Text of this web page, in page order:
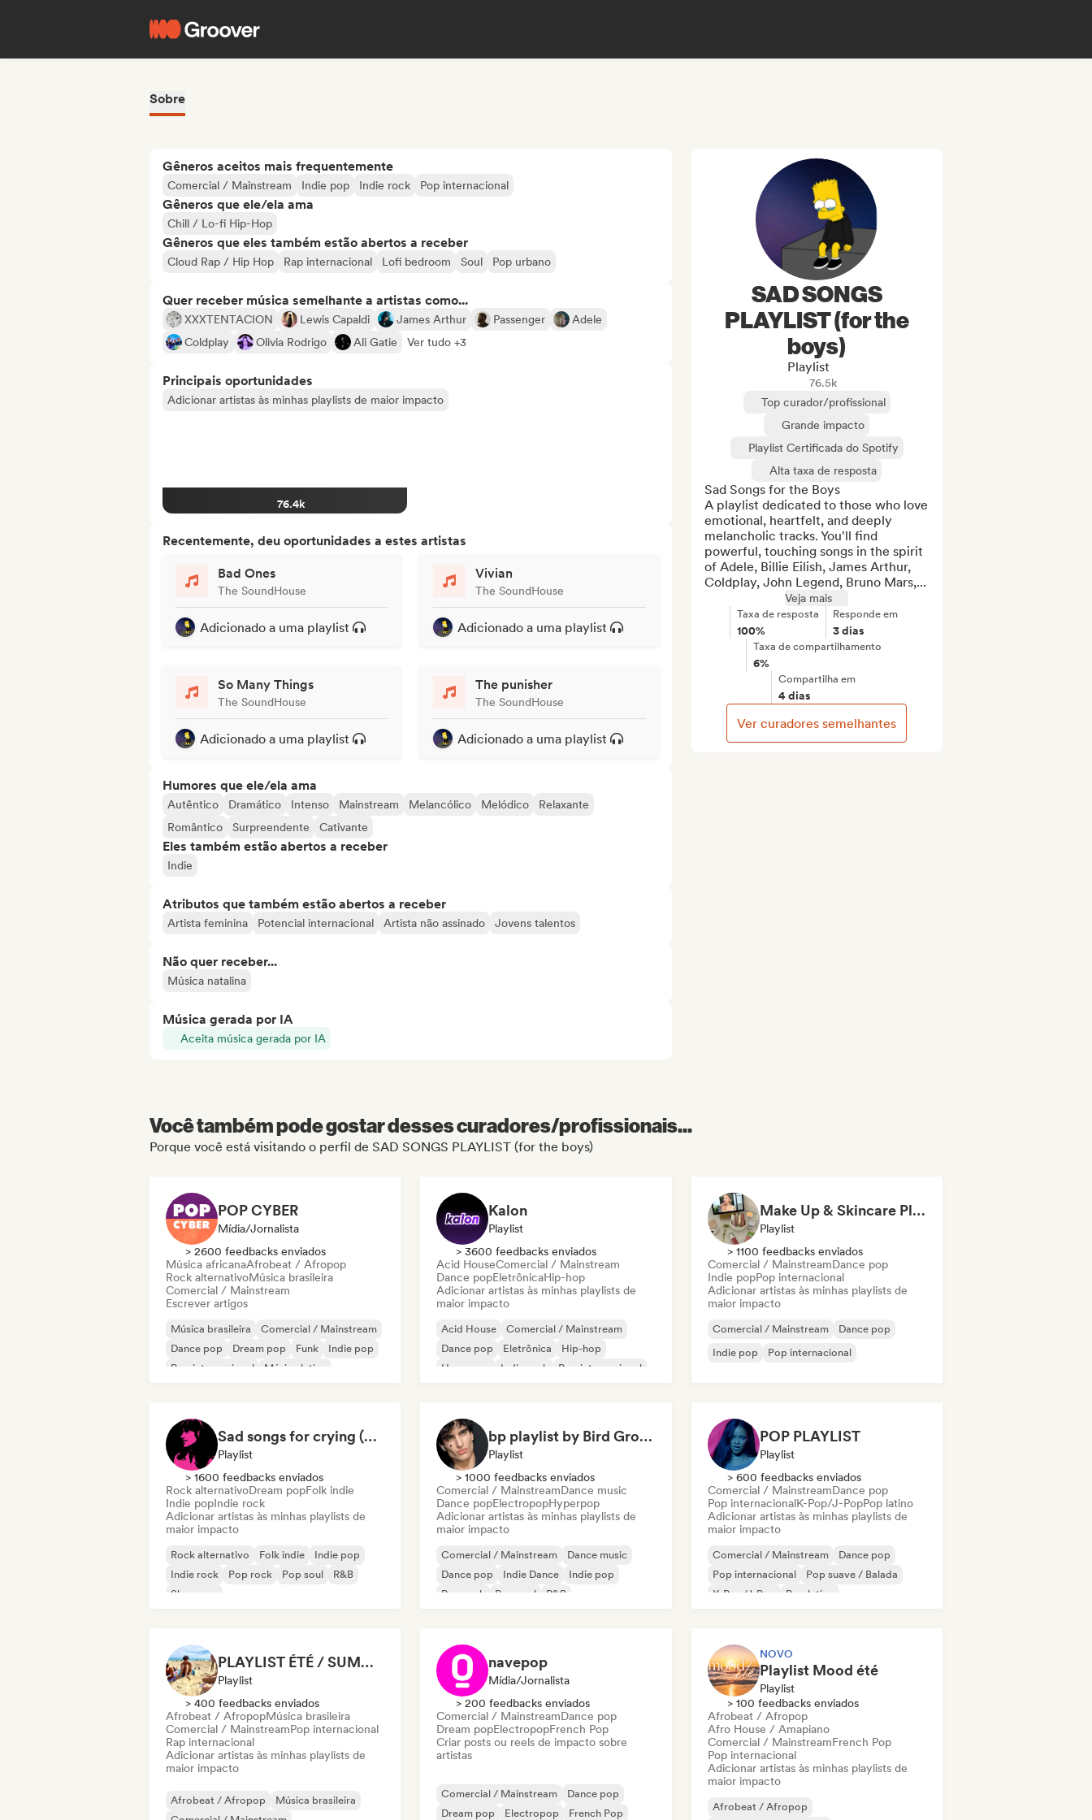
Sobre
Gêneros aceitos mais frequentemente
Comercial / Mainstream Indie pop Indie rock Pop internacional
Gêneros que ele/ela ama
Chill / Lo-fi Hip-Hop
Gêneros que eles também estão abertos a receber
Cloud Rap / Hip Hop Rap internacional Lofi bedroom Soul Pop urbano
Quer receber música semelhante a artistas como...
XXXTENTACION Lewis Capaldi James Arthur Passenger
Adele
Coldplay
Olivia Rodrigo Ali Gatie Ver tudo +3
Principais oportunidades
Adicionar artistas às minhas playlists de maior impacto
76.4k
Recentemente, deu oportunidades a estes artistas
Bad Ones
The SoundHouse
Adicionado a uma playlist
Vivian
The SoundHouse
Adicionado a uma playlist
So Many Things
The SoundHouse
Adicionado a uma playlist
The punisher
The SoundHouse
Adicionado a uma playlist
Humores que ele/ela ama
Autêntico Dramático Intenso Mainstream Melancólico Melódico
Relaxante
Romântico
Surpreendente Cativante
Eles também estão abertos a receber
Indie
Atributos que também estão abertos a receber
Artista feminina Potencial internacional Artista não assinado Jovens talentos
Não quer receber...
Música natalina
Música gerada por IA
Aceita música gerada por IA
SAD SONGS
PLAYLIST (for the
boys)
Playlist
76.5k
Top curador/profissional
Grande impacto
Playlist Certificada do Spotify
Alta taxa de resposta
Sad Songs for the Boys
A playlist dedicated to those who love
emotional, heartfelt, and deeply
melancholic tracks. You'll find
powerful, touching songs in the spirit
of Adele, Billie Eilish, James Arthur,
Coldplay, John Legend, Bruno Mars,...
Veja mais
Taxa de resposta
100%
Responde em
3 dias
Taxa de compartilhamento
6%
Compartilha em
4 dias
Ver curadores semelhantes
Você também pode gostar desses curadores/profissionais...
Porque você está visitando o perfil de SAD SONGS PLAYLIST (for the boys)
POP CYBER
Mídia/Jornalista
> 2600 feedbacks enviados
Música africanaAfrobeat / Afropop
Rock alternativoMúsica brasileira
Comercial / Mainstream
Escrever artigos
Música brasileira
Comercial / Mainstream
Dance pop
Dream pop Funk
Indie pop
Pop internacional
Música latina
Kalon
Playlist
> 3600 feedbacks enviados
Acid HouseComercial / Mainstream
Dance popEletrônicaHip-hop
Adicionar artistas às minhas playlists de
maior impacto
Acid House
Comercial / Mainstream
Dance pop
Eletrônica
Hip-hop
Hyperpop
Indie rock Pop internacional
Make Up & Skincare Playlist
Playlist
> 1100 feedbacks enviados
Comercial / MainstreamDance pop
Indie popPop internacional
Adicionar artistas às minhas playlists de
maior impacto
Comercial / Mainstream
Dance pop
Indie pop
Pop internacional
Sad songs for crying (by Sweety)
Playlist
> 1600 feedbacks enviados
Rock alternativoDream popFolk indie
Indie popIndie rock
Adicionar artistas às minhas playlists de
maior impacto
Rock alternativo Folk indie
Indie pop
Indie rock
Pop rock Pop soul
R&B
Shoegaze
bp playlist by Bird Group
Playlist
> 1000 feedbacks enviados
Comercial / MainstreamDance music
Dance popElectropopHyperpop
Adicionar artistas às minhas playlists de
maior impacto
Comercial / Mainstream
Dance music
Dance pop
Indie Dance
Indie pop
Pop rock
Pop soul R&B
POP PLAYLIST
Playlist
> 600 feedbacks enviados
Comercial / MainstreamDance pop
Pop internacionalK-Pop/J-PopPop latino
Adicionar artistas às minhas playlists de
maior impacto
Comercial / Mainstream
Dance pop
Pop internacional
Pop suave / Balada
K-Pop/J-Pop
Pop latino
PLAYLIST ÉTÉ / SUMMER PLAYLIST
Playlist
> 400 feedbacks enviados
Afrobeat / AfropopMúsica brasileira
Comercial / MainstreamPop internacional
Rap internacional
Adicionar artistas às minhas playlists de
maior impacto
Afrobeat / Afropop
Música brasileira
navepop
Mídia/Jornalista
> 200 feedbacks enviados
Comercial / MainstreamDance pop
Dream popElectropopFrench Pop
Criar posts ou reels de impacto sobre
artistas
Comercial / Mainstream
Dance pop
Dream pop
Electropop French Pop
NOVO
Playlist Mood été
Playlist
> 100 feedbacks enviados
Afrobeat / Afropop
Afro House / Amapiano
Comercial / MainstreamFrench Pop
Pop internacional
Adicionar artistas às minhas playlists de
maior impacto
Afrobeat / Afropop